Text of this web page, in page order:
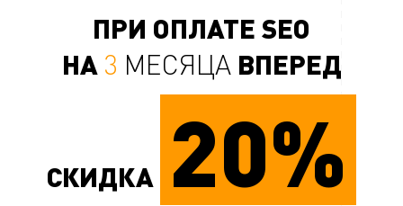
ПРИ ОПЛАТЕ SEO
НА 3 МЕСЯЦА ВПЕРЕД
СКИДКА 20%